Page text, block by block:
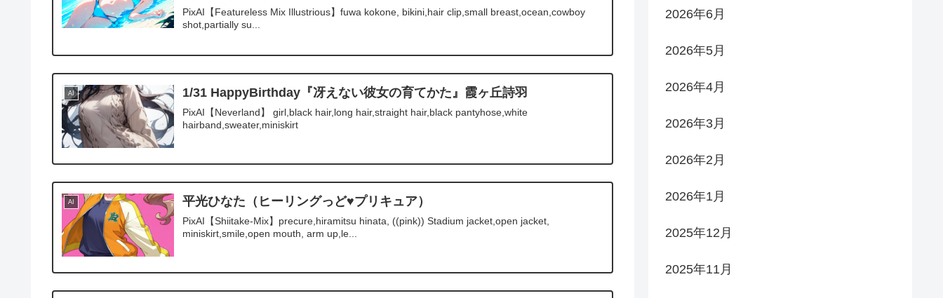
PixAI【Featureless Mix Illustrious】fuwa kokone, bikini,hair clip,small breast,ocean,cowboy
shot,partially su...
AI 1/31 HappyBirthday『冴えない彼女の育てかた』霞ヶ丘詩羽
PixAI【Neverland】 girl,black hair,long hair,straight hair,black pantyhose,white
hairband,sweater,miniskirt
AI 平光ひなた（ヒーリングっど♥プリキュア）
PixAI【Shiitake-Mix】precure,hiramitsu hinata, ((pink)) Stadium jacket,open jacket,
miniskirt,smile,open mouth, arm up,le...
2026年6月
2026年5月
2026年4月
2026年3月
2026年2月
2026年1月
2025年12月
2025年11月